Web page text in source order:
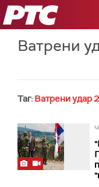
РТС
Ватрени
Таг: Ватрени удар